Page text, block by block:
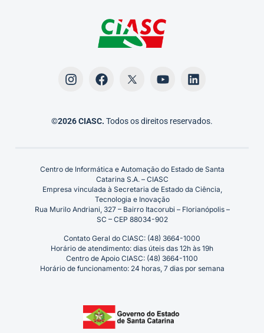
©2026 CIASC. Todos os direitos reservados.
Centro de Informática e Automação do Estado de Santa
Catarina S.A. – CIASC
Empresa vinculada à Secretaria de Estado da Ciência,
Tecnologia e Inovação
Rua Murilo Andriani, 327 – Bairro Itacorubi – Florianópolis –
SC – CEP 88034-902
Contato Geral do CIASC: (48) 3664-1000
Horário de atendimento: dias úteis das 12h às 19h
Centro de Apoio CIASC: (48) 3664-1100
Horário de funcionamento: 24 horas, 7 dias por semana